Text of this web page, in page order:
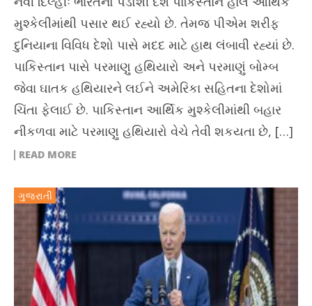
મુશ્કેલીમાંથી પસાર થઈ રહ્યો છે. તેમજ પીએમ શરીફ
દુનિયાના વિવિધ દેશો પાસે મદદ માટે હાથ લંબાવી રહ્યાં છે.
પાકિસ્તાન પાસે પરમાણુ હથિયારો અને પરમાણું બોમ્બ
જેવા ઘાતક હથિયારને લઈને અમેરિકા સહિતના દેશોમાં
ચિંતા ફેલાઈ છે. પાકિસ્તાન આર્થિક મુશ્કેલીમાંથી બહાર
નીકળવા માટે પરમાણુ હથિયારો વેચે તેવી શકયતા છે, […]
READ MORE
ગુજરાતી